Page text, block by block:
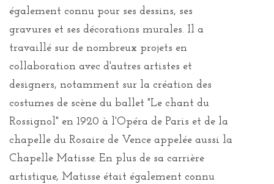
également connu pour ses dessins, ses
gravures et ses décorations murales. Il a
travaillé sur de nombreux projets en
collaboration avec d'autres artistes et
designers, notamment sur la création des
costumes de scène du ballet "Le chant du
Rossignol" en 1920 à l'Opéra de Paris et de la
chapelle du Rosaire de Vence appelée aussi la
Chapelle Matisse. En plus de sa carrière
artistique, Matisse était également connu